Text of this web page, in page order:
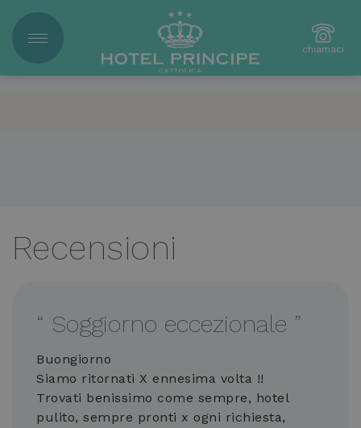
chiamaci
Recensioni
“ Soggiorno eccezionale ”
Buongiorno
Siamo ritornati X ennesima volta !!
Trovati benissimo come sempre, hotel
pulito, sempre pronti x ogni richiesta,